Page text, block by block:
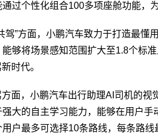
通过个性化组合100多项座舱功能，
驾”方面，小鹏汽车致力于打造最
够将场景感知范围扩大至1.8个标
时代。
面，小鹏汽车出行助理AI司机的视
强大的自主学习能力，能够在用户
户最多可选择10条路线，每条路